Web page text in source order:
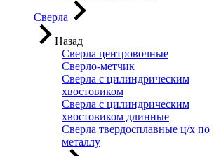
Сверла
Назад
Сверла центровочные
Сверло-метчик
Сверла с цилиндрическим
хвостовиком
Сверла с цилиндрическим
хвостовиком длинные
Сверла твердосплавные ц/х по
металлу